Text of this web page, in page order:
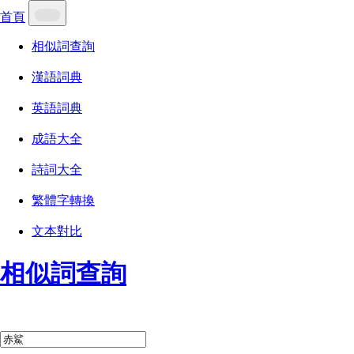
首頁
相似詞查詢
漢語詞典
英語詞典
成語大全
詩詞大全
繁體字轉換
文本對比
相似詞查詢